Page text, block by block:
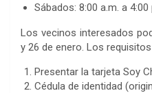
Sábados: 8:00 a.m. a 4:00
Los vecinos interesados
y 26 de enero. Los
Presentar la tarjeta Soy
Cédula de identidad